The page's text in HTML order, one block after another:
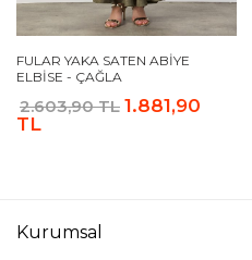
FULAR YAKA SATEN ABIYE
ELBISE - ÇAĞLA
2.603,90 TL 1.881,90
TL
Kurumsal